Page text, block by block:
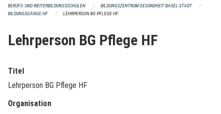
BERUFS- UND WEITERBILDUNGSSCHULEN
BILDUNGSZENTRUM GESUNDHEIT BASEL-STADT
BILDUNGSGÄNGE HF
LEHRPERSON BG PFLEGE HF
Lehrperson BG Pflege HF
Titel
Lehrperson BG Pflege HF
Organisation